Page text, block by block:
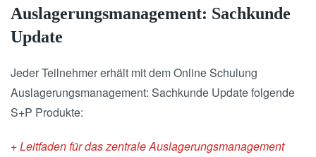
Auslagerungsmanagement: Sachkunde
Update
Jeder Teilnehmer erhält mit dem Online Schulung
Auslagerungsmanagement: Sachkunde Update folgende
S+P Produkte:
+ Leitfaden für das zentrale Auslagerungsmanagement